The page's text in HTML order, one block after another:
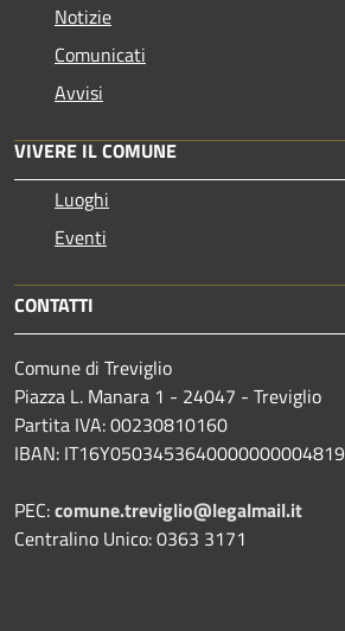
Notizie
Comunicati
Avvisi
VIVERE IL COMUNE
Luoghi
Eventi
CONTATTI
Comune di Treviglio
Piazza L. Manara 1 - 24047 - Treviglio
Partita IVA: 00230810160
IBAN: IT16Y0503453640000000004819
PEC:comune.treviglio@legalmail.it
Centralino Unico: 0363 3171